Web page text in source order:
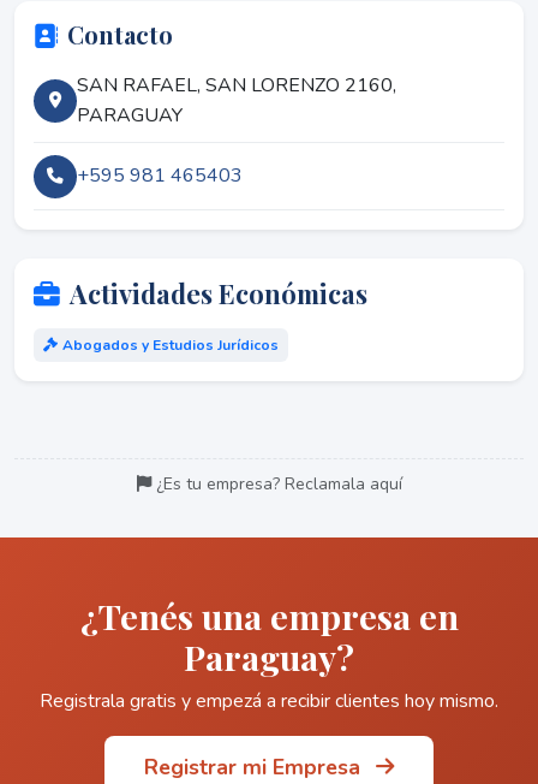
Contacto
SAN RAFAEL, SAN LORENZO 2160,
PARAGUAY
+595 981 465403
Actividades Económicas
Abogados y Estudios Jurídicos
¿Es tu empresa? Reclamala aquí
¿Tenés una empresa en
Paraguay?
Registrala gratis y empezá a recibir clientes hoy mismo.
Registrar mi Empresa